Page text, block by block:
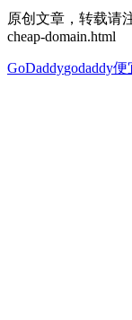
原创文章，转载请
cheap-domain.html
GoDaddygodaddy